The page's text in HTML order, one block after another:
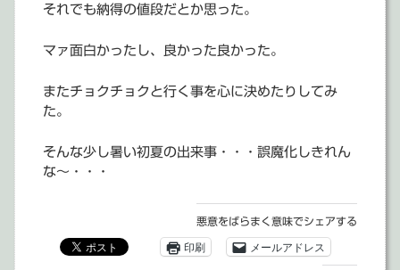
それでも納得の値段だとか思った。
マァ面白かったし、良かった良かった。
またチョクチョクと行く事を心に決めたりしてみ
た。
そんな少し暑い初夏の出来事・・・誤魔化しきれん
な～・・・
悪意をばらまく意味でシェアする
印刷 メールアドレス